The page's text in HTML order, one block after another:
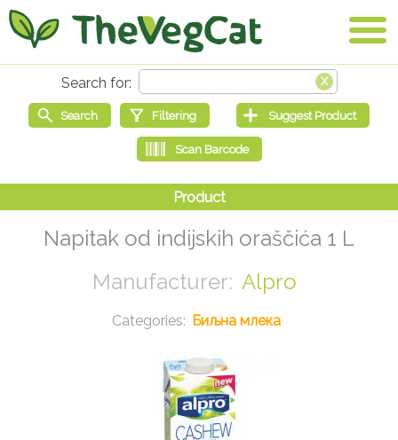
Napitak od indijskih oraščića 1 L
Alpro
Биљна млека